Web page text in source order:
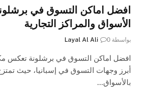
الأسواق والمراكز التجارية
بواسطة Layal Al Ali 0
افضل اماكن التسوق في برشلونة تعكس
أبرز وجهات التسوق في إسبانيا، حيث تمتزج
بالأسواق…